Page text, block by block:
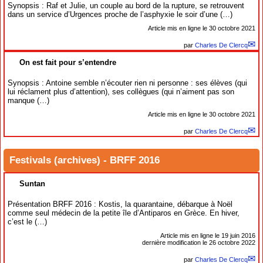
Synopsis : Raf et Julie, un couple au bord de la rupture, se retrouvent
dans un service d’Urgences proche de l’asphyxie le soir d’une (…)
Article mis en ligne le 30 octobre 2021
par Charles De Clercq
On est fait pour s’entendre
Synopsis : Antoine semble n’écouter rien ni personne : ses élèves (qui
lui réclament plus d’attention), ses collègues (qui n’aiment pas son
manque (…)
Article mis en ligne le 30 octobre 2021
par Charles De Clercq
Festivals (archives) - BRFF 2016
Suntan
Présentation BRFF 2016 : Kostis, la quarantaine, débarque à Noël
comme seul médecin de la petite île d’Antiparos en Grèce. En hiver,
c’est le (…)
Article mis en ligne le 19 juin 2016
dernière modification le 26 octobre 2022
par Charles De Clercq